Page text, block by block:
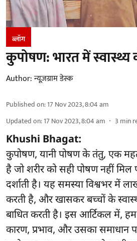
ब्लॉग
कुपोषण: भारत में स्वास्थ्य
Author:न्यूज़ग्राम डेस्क
Published on:17 Nov 2023, 8:04 am
Updated on:17 Nov 2023, 8:04 am 3 min
Khushi Bhagat:
कुपोषण, यानी पोषण के तंतु, एक
है जो शरीर को सही पोषण नहीं मिल
दर्शाती है। यह समस्या विश्वभर में
करती है, और खासकर बच्चों के
बाधित करती है। इस आर्टिकल में,
कारण, प्रभाव, और उसका समाधान